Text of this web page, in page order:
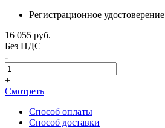
Регистрационное удостоверение
16 055 руб.
Без НДС
-
+
Смотреть
Способ оплаты
Способ доставки